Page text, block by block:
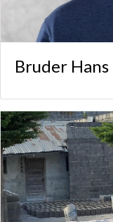
Bruder